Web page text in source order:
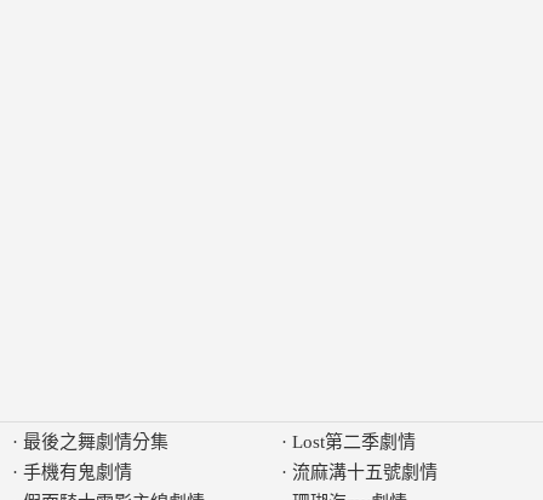
· 最後之舞劇情分集
· 手機有鬼劇情
· Lost第二季劇情
· 流麻溝十五號劇情